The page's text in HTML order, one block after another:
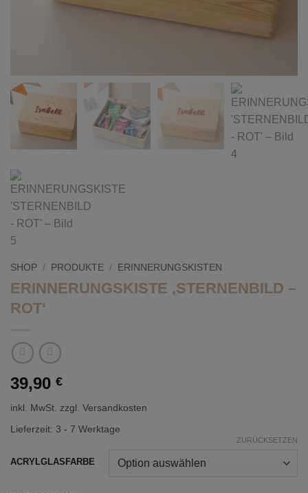
SHOP / PRODUKTE / ERINNERUNGSKISTEN
ERINNERUNGSKISTE ‚STERNENBILD –
ROT‘
39,90 €
inkl. MwSt. zzgl. Versandkosten
Lieferzeit: 3 - 7 Werktage
ACRYLGLASFARBE
ZURÜCKSETZEN